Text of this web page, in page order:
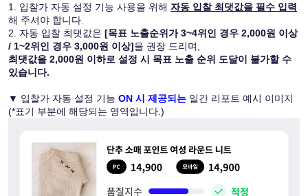
1. 입찰가 자동 설정 기능 사용을 위해 자동 입찰 최댓값을 필수 입력
해 주셔야 합니다.
2. 자동 입찰 최댓값은 [목표 노출순위가 3~4위인 경우 2,000원 이상
/ 1~2위인 경우 3,000원 이상]을 권장 드리며,
최댓값을 2,000원 이하로 설정 시 목표 노출 순위 도달이 불가할 수
있습니다.
▼ 입찰가 자동 설정 기능 ON 시 제공되는 일간 리포트 예시 이미지
(*표기 부분에 해당되는 영역입니다.)